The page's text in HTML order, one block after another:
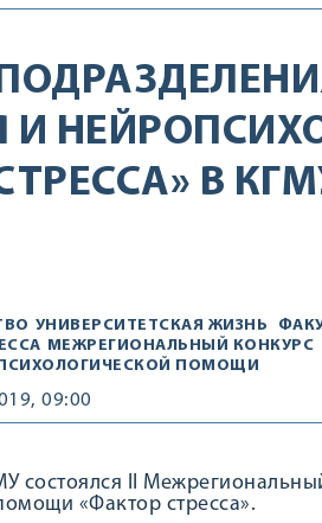
И
В
УНИВЕРСИТЕТСКАЯ ЖИЗНЬ
МЕЖРЕГИОНАЛЬНЫЙ КОНКУРС
ПОМОЩИ
09:00
состоялся II
«Фактор стресса».